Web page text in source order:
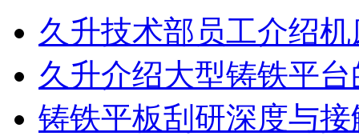
久升技术部员工介绍
久升介绍大型铸铁平
铸铁平板刮研深度与